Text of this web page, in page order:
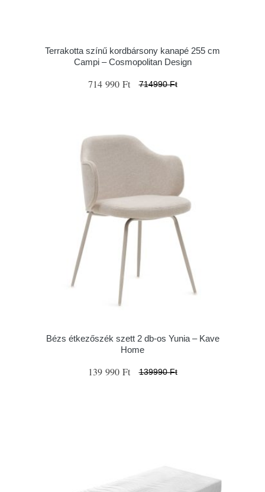
Terrakotta színű kordbársony kanapé 255 cm
Campi – Cosmopolitan Design
714 990 Ft 714990 Ft
Bézs étkezőszék szett 2 db-os Yunia – Kave
Home
139 990 Ft 139990 Ft